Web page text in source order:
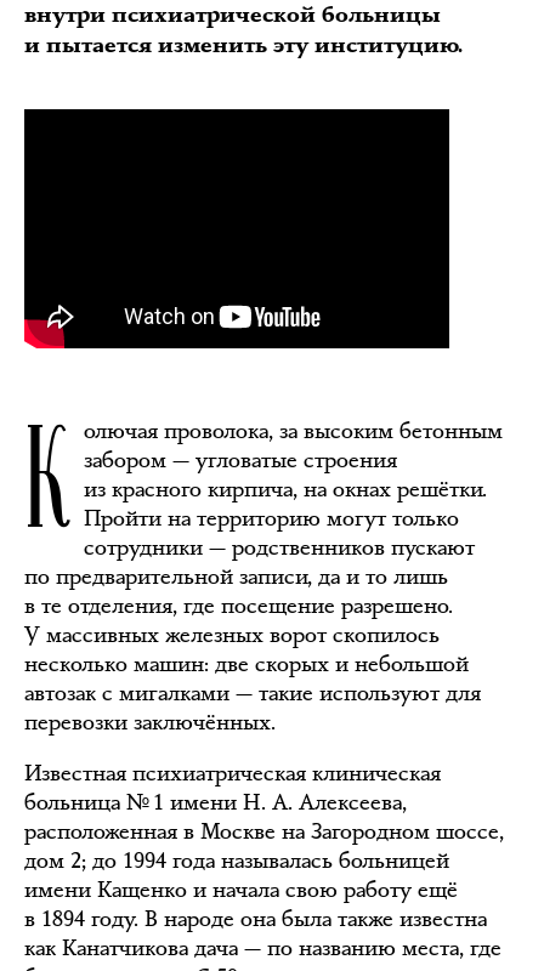
внутри психиатрической больницы
и пытается изменить эту институцию.
К олючая проволока, за высоким бетонным
забором — угловатые строения
из красного кирпича, на окнах решётки.
Пройти на территорию могут только
сотрудники — родственников пускают
по предварительной записи, да и то лишь
в те отделения, где посещение разрешено.
У массивных железных ворот скопилось
несколько машин: две скорых и небольшой
автозак с мигалками — такие используют для
перевозки заключённых.
Известная психиатрическая клиническая
больница № 1 имени Н. А. Алексеева,
расположенная в Москве на Загородном шоссе,
дом 2; до 1994 года называлась больницей
имени Кащенко и начала свою работу ещё
в 1894 году. В народе она была также известна
как Канатчикова дача — по названию места, где